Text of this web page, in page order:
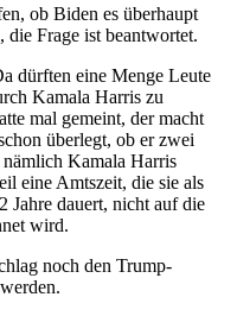
ob Biden es überhaupt
Frage ist beantwortet.
dürften eine Menge Leute
Kamala Harris zu
mal gemeint, der macht
überlegt, ob er zwei
Kamala Harris
eine Amtszeit, die sie als
Jahre dauert, nicht auf die
wird.
noch den Trump-